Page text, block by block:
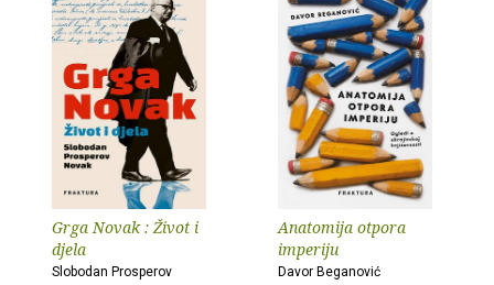
Grga Novak : Život i
djela
Slobodan Prosperov
Anatomija otpora
imperiju
Davor Beganović